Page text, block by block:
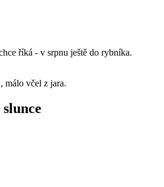
říká - v srpnu ještě do rybníka.
málo včel z jara.